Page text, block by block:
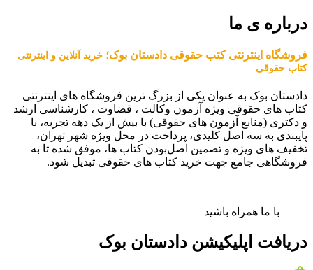
درباره ی ما
فروشگاه اینترنتی کتب حقوقی دادستان بوک؛ خرید آنلاین و اینترنتی
کتاب حقوقی
دادستان بوک به عنوان یکی از بزرگ ترین فروشگاه های اینترنتی
کتاب های حقوقی ویژه آزمون وکالت ، قضاوت ، کارشناسی ارشد
و دکتری (منابع آزمون های حقوقی) با بیش از یک دهه تجربه، با
پایبندی به سه اصل کلیدی، پرداخت در محل ویژه شهر تهران،
تخفیف های ویژه و تضمین اصل‌بودن کتاب ها، موفق شده تا به
فروشگاهی جامع جهت خرید کتاب های حقوقی تبدیل شود.
با ما همراه باشید
دریافت اپلیکیشن دادستان بوک